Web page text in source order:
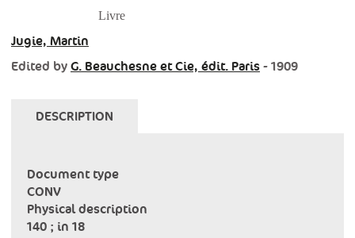
Livre
Jugie, Martin
Edited byG. Beauchesne et Cie, édit. Paris- 1909
DESCRIPTION
Document type
CONV
Physical description
140 ; in 18